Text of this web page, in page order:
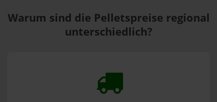
Warum sind die Pelletspreise regional
unterschiedlich?